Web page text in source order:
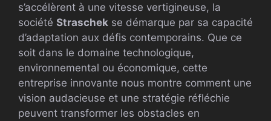
s’accélèrent à une vitesse vertigineuse, la
société Straschek se démarque par sa capacité
d’adaptation aux défis contemporains. Que ce
soit dans le domaine technologique,
environnemental ou économique, cette
entreprise innovante nous montre comment une
vision audacieuse et une stratégie réfléchie
peuvent transformer les obstacles en